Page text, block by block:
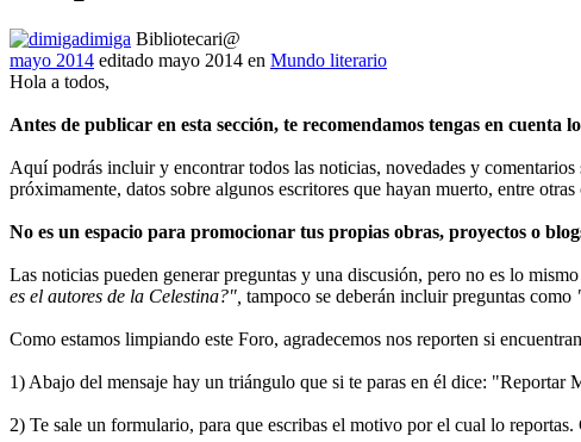
dimiga Bibliotecari@
mayo 2014 editado mayo 2014 en Mundo literario
Hola a todos,
Antes de publicar en esta sección, te recomendamos tengas en cuenta
Aquí podrás incluir y encontrar todos las noticias, novedades y
próximamente, datos sobre algunos escritores que hayan muerto, entre otras
No es un espacio para promocionar tus propias obras, proyectos o
Las noticias pueden generar preguntas y una discusión, pero no es lo
es el autores de la Celestina?", tampoco se deberán incluir preguntas como
Como estamos limpiando este Foro, agradecemos nos reporten si
1) Abajo del mensaje hay un triángulo que si te paras en él dice: "Reportar
2) Te sale un formulario, para que escribas el motivo por el cual lo